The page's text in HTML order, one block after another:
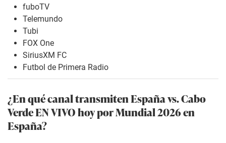
fuboTV
Telemundo
Tubi
FOX One
SiriusXM FC
Futbol de Primera Radio
¿En qué canal transmiten España vs. Cabo
Verde EN VIVO hoy por Mundial 2026 en
España?